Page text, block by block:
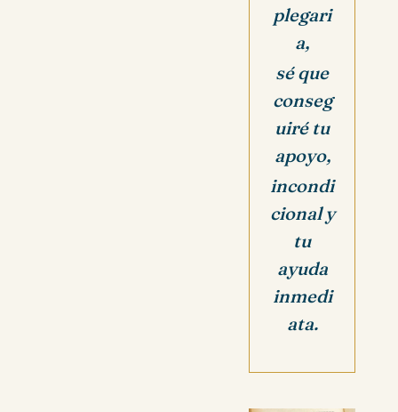
plegari
a,
sé que
conseg
uiré tu
apoyo,
incondi
cional y
tu
ayuda
inmedi
ata.